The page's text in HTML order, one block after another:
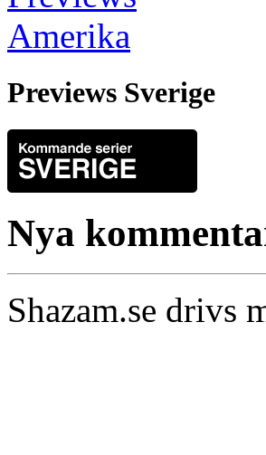
Previews Sverige
Nya
Shazam.se drivs